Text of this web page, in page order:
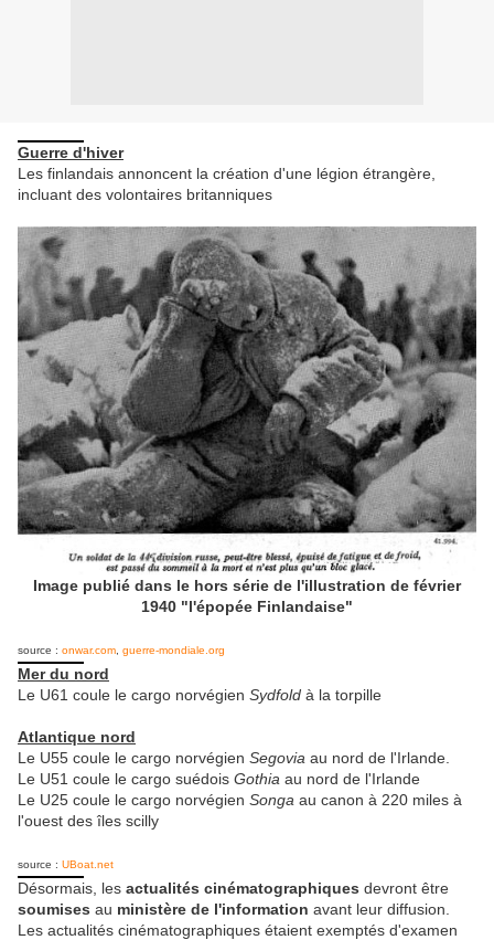
Guerre d'hiver
Les finlandais annoncent la création d'une légion étrangère,
incluant des volontaires britanniques
Image publié dans le hors série de l'illustration de février
1940 "l'épopée Finlandaise"
source : onwar.com guerre-mondiale.org
Mer du nord
Le U61 coule le cargo norvégien Sydfold à la torpille
Atlantique nord
Le U55 coule le cargo norvégien Segovia au nord de l'Irlande.
Le U51 coule le cargo suédois Gothia au nord de l'Irlande
Le U25 coule le cargo norvégien Songa au canon à 220 miles à
l'ouest des îles scilly
source : UBoat.net
Désormais, les actualités cinématographiques devront être
soumises au ministère de l'information avant leur diffusion.
Les actualités cinématographiques étaient exemptés d'examen